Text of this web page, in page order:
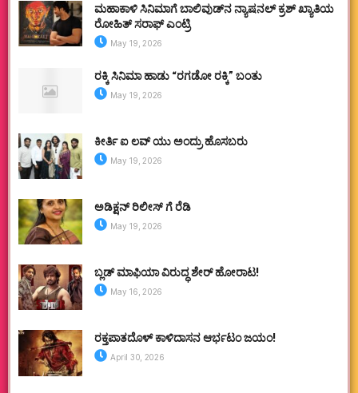
ಮಹಾಕಾಳಿ ಸಿನಿಮಾಗೆ ಬಾಲಿವುಡ್‌ನ ನ್ಯಾಷನಲ್ ಕ್ರಶ್ ಖ್ಯಾತಿಯ
ರೋಹಿತ್ ಸರಾಫ್ ಎಂಟ್ರಿ
May 19, 2026
ರಕ್ಕಿ ಸಿನಿಮಾ ಹಾಡು “ರಗಡೋ ರಕ್ಕಿ” ಬಂತು
May 19, 2026
ಕೀರ್ತಿ ಐ ಲವ್ ಯು ಅಂದ್ರು ಹೊಸಬರು
May 19, 2026
ಅಡಿಕ್ಷನ್ ರಿಲೀಸ್ ಗೆ ರೆಡಿ
May 19, 2026
ಬ್ಲಡ್ ಮಾಫಿಯಾ ವಿರುದ್ಧ ಶೇರ್ ಹೋರಾಟ!
May 16, 2026
ರಕ್ತಪಾತದೊಳ್ ಕಾಳಿದಾಸನ ಆರ್ಭಟಂ ಜಯಂ!
April 30, 2026